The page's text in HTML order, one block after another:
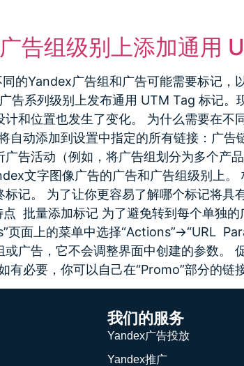
告组级别上添加通用
的Yandex广告组和广告可能需要标记，
告系列级别上发布通用 UTM Tag 标记
和位置也发生了变化。 为什么需要在
自动添加到设置中指定的所有链接：广
告活动（例如，将广告组划分为多个产
文字图像广告的广告和广告组级别上
记。 为了让你更容易了解哪个标记将
批量添加标记 为了避免转到每个单独
页面上的菜单中选择“Actions”→“URL
广告，它不会调整界面中创建的参数。
必要，你可以自己在“Promo”部分的链
我们的服务
Yandex广告投放
Yandex推广